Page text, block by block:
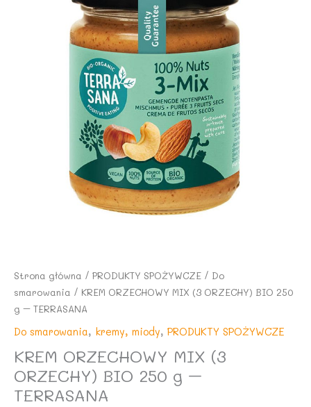
Strona główna / PRODUKTY SPOŻYWCZE / Do
smarowania / KREM ORZECHOWY MIX (3 ORZECHY) BIO 250
g – TERRASANA
Do smarowania, kremy, miody, PRODUKTY SPOŻYWCZE
KREM ORZECHOWY MIX (3
ORZECHY) BIO 250 g –
TERRASANA